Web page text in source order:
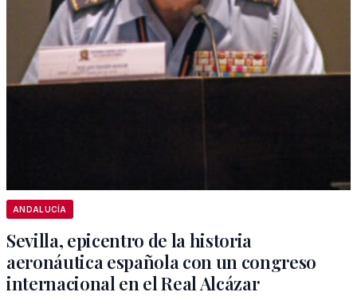
ANDALUCÍA
Sevilla, epicentro de la historia
aeronáutica española con un congreso
internacional en el Real Alcázar